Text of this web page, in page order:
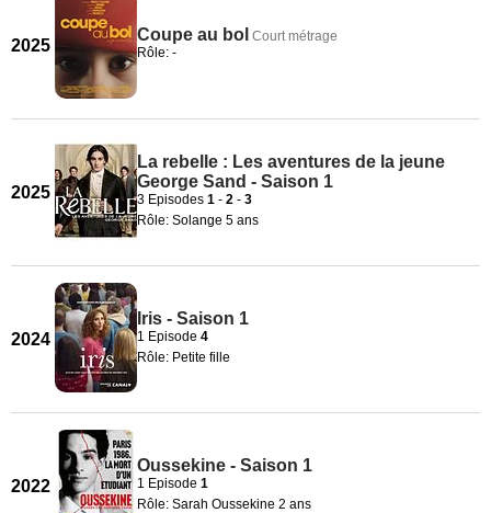
2025
Coupe au bol Court métrage
Rôle: -
2025
La rebelle : Les aventures de la jeune
George Sand - Saison 1
3 Episodes 1 - 2 - 3
Rôle: Solange 5 ans
2024
Iris - Saison 1
1 Episode 4
Rôle: Petite fille
2022
Oussekine - Saison 1
1 Episode 1
Rôle: Sarah Oussekine 2 ans